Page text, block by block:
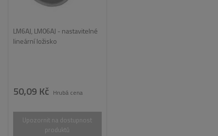
LM6AJ, LM06AJ - nastavitelné
lineární ložisko
50,09 Kč Hrubá cena
Upozornit na dostupnost
produktů